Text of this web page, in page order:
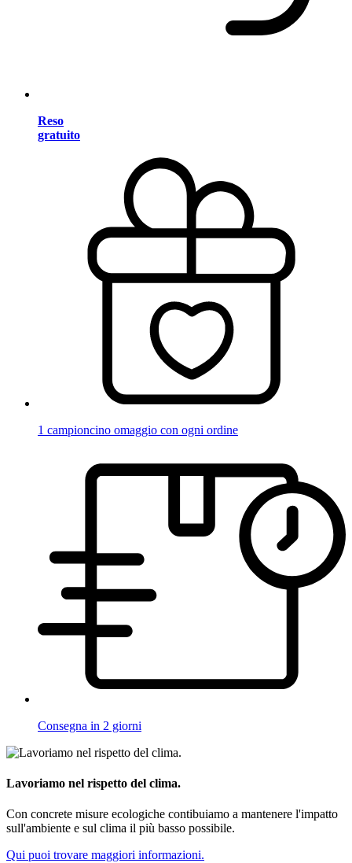
Reso
gratuito
1 campioncino omaggio con ogni ordine
Consegna in 2 giorni
Lavoriamo nel rispetto del clima.
Con concrete misure ecologiche contibuiamo a mantenere l'impatto
sull'ambiente e sul clima il più basso possibile.
Qui puoi trovare maggiori informazioni.